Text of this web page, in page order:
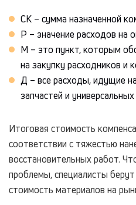
СК – сумма назначенной
Р – значение расходов на
М – это пункт, которым
на закупку расходников и
Д – все расходы, идущие
запчастей и
Итоговая стоимость
соответствии с тяжестью
восстановительных работ.
проблемы, специалисты
стоимость материалов на